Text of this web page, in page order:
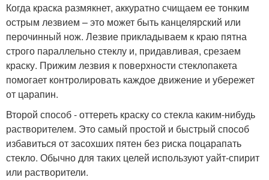
Когда краска размякнет, аккуратно счищаем ее тонким
острым лезвием – это может быть канцелярский или
перочинный нож. Лезвие прикладываем к краю пятна
строго параллельно стеклу и, придавливая, срезаем
краску. Прижим лезвия к поверхности стеклопакета
помогает контролировать каждое движение и убережет
от царапин.
Второй способ - оттереть краску со стекла каким-нибудь
растворителем. Это самый простой и быстрый способ
избавиться от засохших пятен без риска поцарапать
стекло. Обычно для таких целей используют уайт-спирит
или растворители.